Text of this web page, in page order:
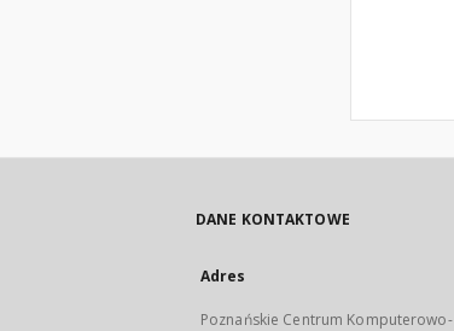
DANE KONTAKTOWE
Adres
Poznańskie Centrum Komputerowo-